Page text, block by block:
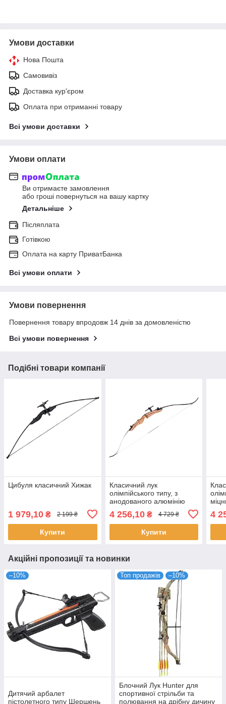
Умови доставки
Нова Пошта
Самовивіз
Доставка кур'єром
Оплата при отриманні товару
Всі умови доставки
Умови оплати
Ви отримаєте замовлення
або гроші повернуться на вашу картку
Детальніше
Післяплата
Готівкою
Оплата на карту ПриватБанка
Всі умови оплати
Умови повернення
Повернення товару впродовж 14 днів за домовленістю
Всі умови повернення
Подібні товари компанії
Цибуля класичний Хижак
1 979,10 ₴ 2 199 ₴
Купити
Класичний лук
олімпійського типу, з
анодованого алюмінію
4 256,10₴ 4 729 ₴
Купити
4
Акційні пропозиції та новинки
–10%
Дитячий арбалет
пістолетного типу Шершень
Топ продажів –10%
Блочний Лук Hunter для
спортивної стрільби та
полювання на дрібну дичину